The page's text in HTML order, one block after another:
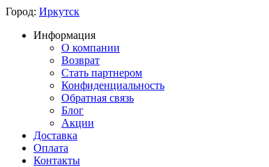
Город: Иркутск
Информация
О компании
Возврат
Стать партнером
Конфиденциальность
Обратная связь
Блог
Акции
Доставка
Оплата
Контакты